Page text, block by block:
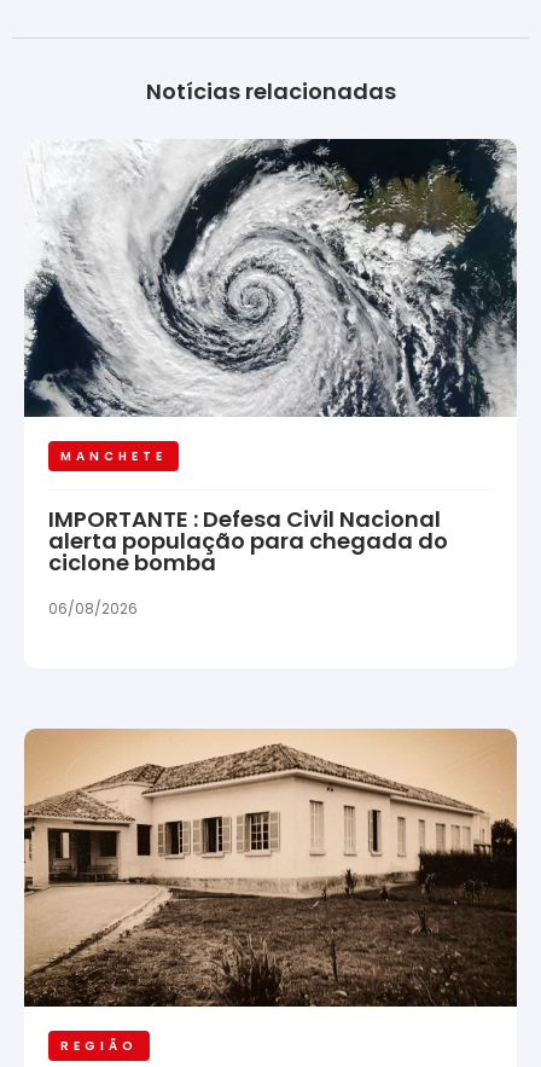
Notícias relacionadas
MANCHETE
IMPORTANTE : Defesa Civil Nacional
alerta população para chegada do
ciclone bomba
06/08/2026
REGIÃO